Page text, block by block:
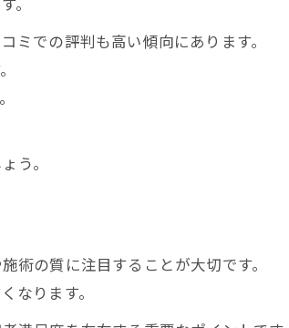
での評判も高い傾向にあります。
う。
の質に注目することが大切です。
なります。